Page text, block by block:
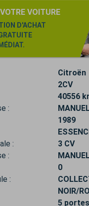
VOITURE
D'ACHAT
Citroën
2CV
40556
:
1989
:
3 CV
:
0
:
NOIR/
5 portes